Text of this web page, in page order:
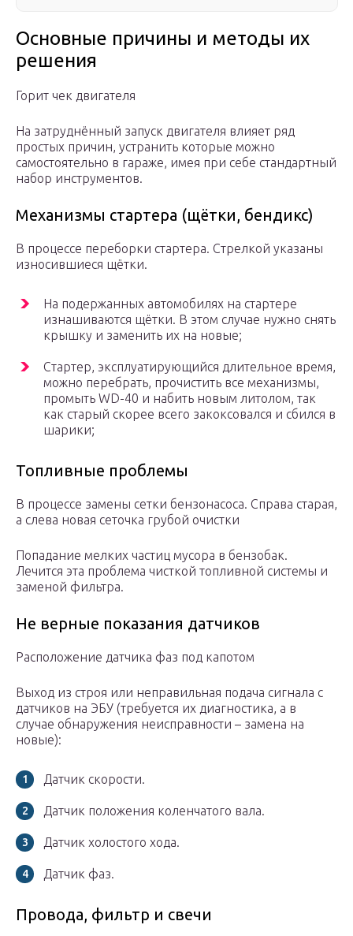
Основные причины и методы их
решения
Горит чек двигателя
На затруднённый запуск двигателя влияет ряд
простых причин, устранить которые можно
самостоятельно в гараже, имея при себе стандартный
набор инструментов.
Механизмы стартера (щётки, бендикс)
В процессе переборки стартера. Стрелкой указаны
износившиеся щётки.
На подержанных автомобилях на стартере
изнашиваются щётки. В этом случае нужно снять
крышку и заменить их на новые;
Стартер, эксплуатирующийся длительное время,
можно перебрать, прочистить все механизмы,
промыть WD-40 и набить новым литолом, так
как старый скорее всего закоксовался и сбился в
шарики;
Топливные проблемы
В процессе замены сетки бензонасоса. Справа старая,
а слева новая сеточка грубой очистки
Попадание мелких частиц мусора в бензобак.
Лечится эта проблема чисткой топливной системы и
заменой фильтра.
Не верные показания датчиков
Расположение датчика фаз под капотом
Выход из строя или неправильная подача сигнала с
датчиков на ЭБУ (требуется их диагностика, а в
случае обнаружения неисправности – замена на
новые):
Датчик скорости.
Датчик положения коленчатого вала.
Датчик холостого хода.
Датчик фаз.
Провода, фильтр и свечи